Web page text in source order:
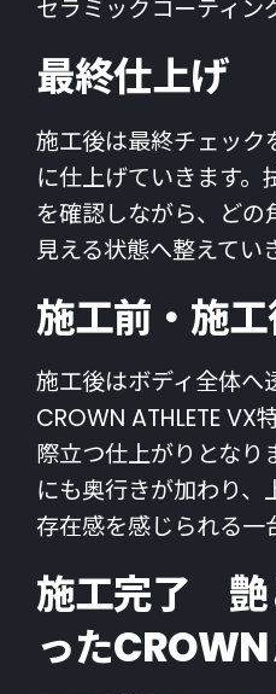
セラミックコーティン
最終仕上げ
施工後は最終チェッ
に仕上げていきます
を確認しながら、どの
見える状態へ整えてい
施工前・施
施工後はボディ全体へ
CROWN ATHLETE VX
際立つ仕上がりとな
にも奥行きが加わり、
存在感を感じられる一
施工完了 艶
ったCROWN